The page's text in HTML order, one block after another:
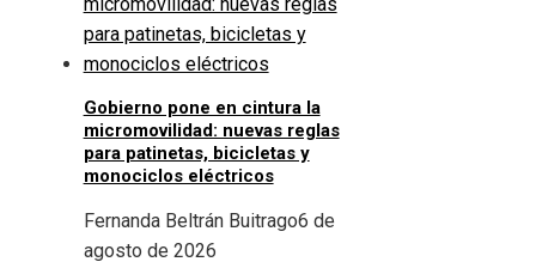
Gobierno pone en cintura la
micromovilidad: nuevas reglas
para patinetas, bicicletas y
monociclos eléctricos
Fernanda Beltrán Buitrago6 de
agosto de 2026